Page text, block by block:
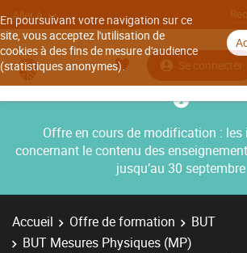
En poursuivant votre navigation sur ce
site, vous acceptez l'utilisation de
cookies à des fins de mesure d'audience
(statistiques anonymes).
Aller à
Se connecter
Offre en cours de modification :
concernant le contenu des
jusqu’au 30 septembre
Accueil Offre de formation
BUT
BUT Mesures Physiques (MP)